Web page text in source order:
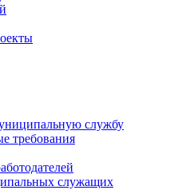
службу
требования
служащих